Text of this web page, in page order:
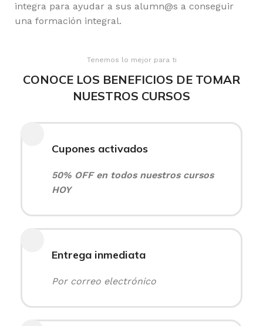
integra para ayudar a sus alumn@s a conseguir
una formación integral.
Tenemos lo mejor para ti
CONOCE LOS BENEFICIOS DE TOMAR
NUESTROS CURSOS
Cupones activados
50% OFF en todos nuestros cursos
HOY
Entrega inmediata
Por correo electrónico